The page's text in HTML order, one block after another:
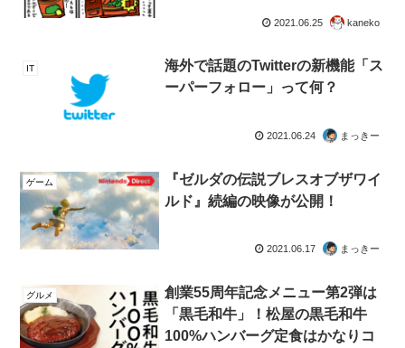
2021.06.25 kaneko
IT
海外で話題のTwitterの新機能「ス
ーパーフォロー」って何？
2021.06.24 まっきー
ゲーム
『ゼルダの伝説ブレスオブザワイ
ルド』続編の映像が公開！
2021.06.17 まっきー
グルメ
創業55周年記念メニュー第2弾は
「黒毛和牛」！松屋の黒毛和牛
100%ハンバーグ定食はかなりコ